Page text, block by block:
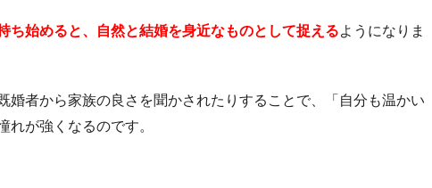
始めると、自然と結婚を身近なものとして捉えるようになりま
者から家族の良さを聞かされたりすることで、「自分も温かい
が強くなるのです。